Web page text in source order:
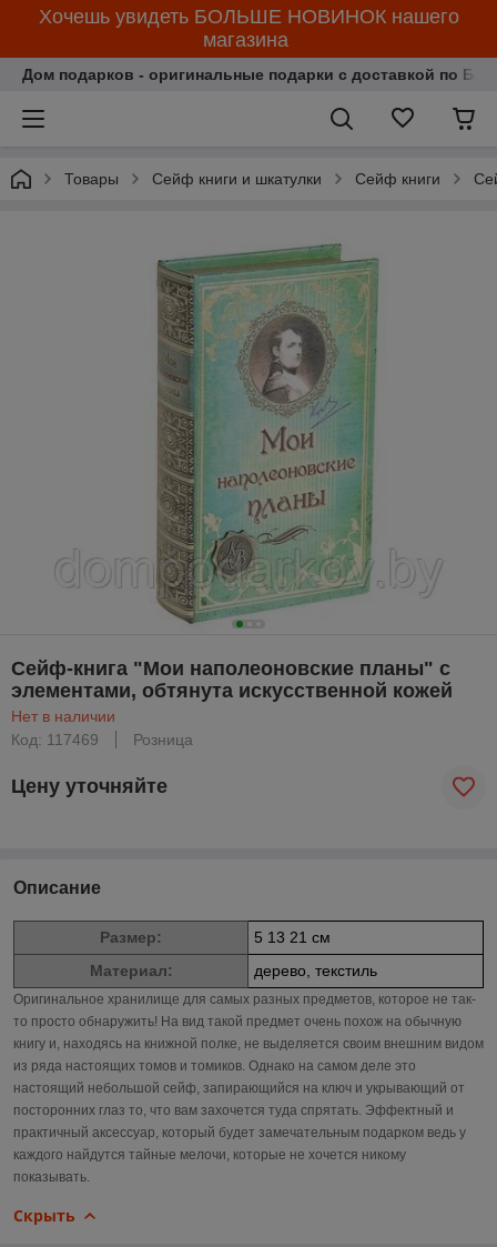
Хочешь увидеть БОЛЬШЕ НОВИНОК нашего
магазина
Дом подарков - оригинальные подарки с доставкой по
Товары Сейф книги и шкатулки Сейф книги
Сейф-книга "Мои наполеоновские планы" с
элементами, обтянута искусственной кожей
Нет в наличии
Код: 117469
Розница
Цену уточняйте
Описание
Размер:
5 13 21 см
Материал:
дерево, текстиль
Оригинальное хранилище для самых разных предметов, которое не так-
то просто обнаружить! На вид такой предмет очень похож на обычную
книгу и, находясь на книжной полке, не выделяется своим внешним видом
из ряда настоящих томов и томиков. Однако на самом деле это
настоящий небольшой сейф, запирающийся на ключ и укрывающий от
посторонних глаз то, что вам захочется туда спрятать. Эффектный и
практичный аксессуар, который будет замечательным подарком ведь у
каждого найдутся тайные мелочи, которые не хочется никому
показывать.
Скрыть